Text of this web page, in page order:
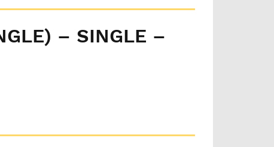
– SINGLE –